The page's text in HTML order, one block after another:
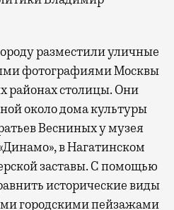
разместили уличные
фотографиями Москвы
районах столицы. Они
около дома культуры
Весниных у музея
в Нагатинском
заставы. С помощью
исторические виды
городскими пейзажами